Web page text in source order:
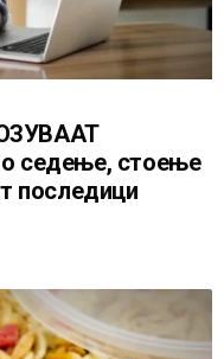
седење, стоење
последици